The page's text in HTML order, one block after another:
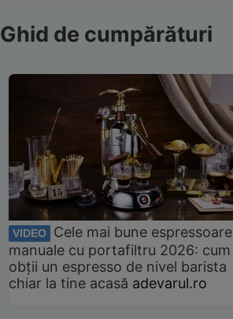
Ghid de cumpărături
VIDEO
Cele mai bune espressoare
manuale cu portafiltru 2026: cum
obții un espresso de nivel barista
chiar la tine acasă adevarul.ro